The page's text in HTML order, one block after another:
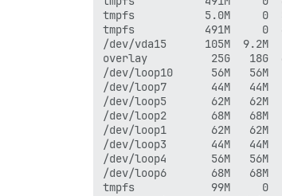
tmpfs           5.0M     0
tmpfs           491M     0
/dev/vda15      105M  9.2M
overlay          25G   18G
/dev/loop10      56M   56M
/dev/loop7       44M   44M
/dev/loop5       62M   62M
/dev/loop2       68M   68M
/dev/loop1       62M   62M
/dev/loop3       44M   44M
/dev/loop4       56M   56M
/dev/loop6       68M   68M
tmpfs            99M     0